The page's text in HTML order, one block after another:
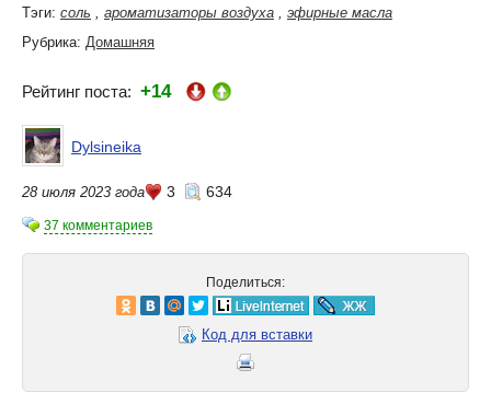
Тэги: соль ароматизаторы воздуха
эфирные масла
Рубрика: Домашняя
Рейтинг поста: +14
Dylsineika
28 июля 2023 года 3 634
37 комментариев
Поделиться:
Код для вставки